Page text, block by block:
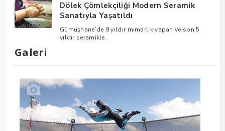
Dölek Çömlekçiliği Modern Seramik
Sanatıyla Yaşatıldı
Gümüşhane’de 9 yıldır mimarlık yapan ve son 5
yıldır seramikle..
Galeri